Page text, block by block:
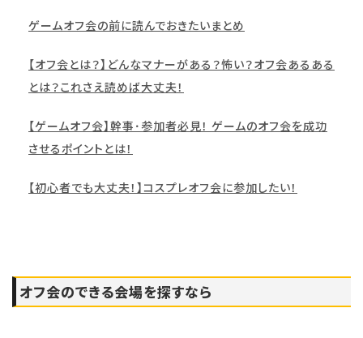
ゲームオフ会の前に読んでおきたいまとめ
【オフ会とは？】どんなマナーがある？怖い？オフ会あるある
とは？これさえ読めば大丈夫！
【ゲームオフ会】幹事･参加者必見！ ゲームのオフ会を成功
させるポイントとは！
【初心者でも大丈夫！】コスプレオフ会に参加したい！
オフ会のできる会場を探すなら